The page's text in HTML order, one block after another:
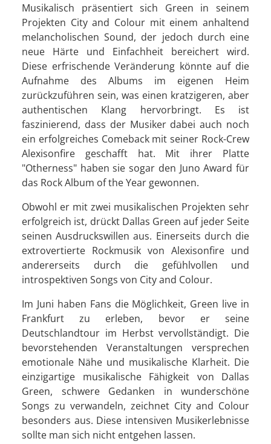
Musikalisch präsentiert sich Green in seinem
Projekten City and Colour mit einem anhaltend
melancholischen Sound, der jedoch durch eine
neue Härte und Einfachheit bereichert wird.
Diese erfrischende Veränderung könnte auf die
Aufnahme des Albums im eigenen Heim
zurückzuführen sein, was einen kratzigeren, aber
authentischen Klang hervorbringt. Es ist
faszinierend, dass der Musiker dabei auch noch
ein erfolgreiches Comeback mit seiner Rock-Crew
Alexisonfire geschafft hat. Mit ihrer Platte
"Otherness" haben sie sogar den Juno Award für
das Rock Album of the Year gewonnen.
Obwohl er mit zwei musikalischen Projekten sehr
erfolgreich ist, drückt Dallas Green auf jeder Seite
seinen Ausdruckswillen aus. Einerseits durch die
extrovertierte Rockmusik von Alexisonfire und
andererseits durch die gefühlvollen und
introspektiven Songs von City and Colour.
Im Juni haben Fans die Möglichkeit, Green live in
Frankfurt zu erleben, bevor er seine
Deutschlandtour im Herbst vervollständigt. Die
bevorstehenden Veranstaltungen versprechen
emotionale Nähe und musikalische Klarheit. Die
einzigartige musikalische Fähigkeit von Dallas
Green, schwere Gedanken in wunderschöne
Songs zu verwandeln, zeichnet City and Colour
besonders aus. Diese intensiven Musikerlebnisse
sollte man sich nicht entgehen lassen.